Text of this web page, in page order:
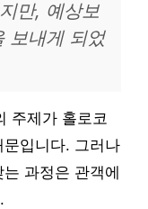
만, 예상보
보내게 되었
주제가 홀로코
입니다. 그러나
과정은 관객에